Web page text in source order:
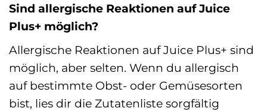
Sind allergische Reaktionen auf Juice
Plus+ möglich?
Allergische Reaktionen auf Juice Plus+ sind
möglich, aber selten. Wenn du allergisch
auf bestimmte Obst- oder Gemüsesorten
bist, lies dir die Zutatenliste sorgfältig